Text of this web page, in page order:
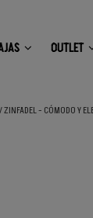
OUTLET
ZINFADEL - CÓMODO Y